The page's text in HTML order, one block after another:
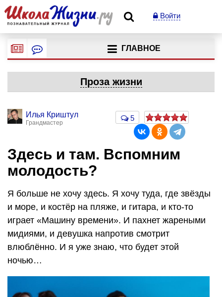
Войти
ГЛАВНОЕ
Проза жизни
Илья Криштул
Грандмастер
5
Здесь и там. Вспомним
молодость?
Я больше не хочу здесь. Я хочу туда, где звёзды
и море, и костёр на пляже, и гитара, и кто-то
играет «Машину времени». И пахнет жареными
мидиями, и девушка напротив смотрит
влюблённо. И я уже знаю, что будет этой
ночью…